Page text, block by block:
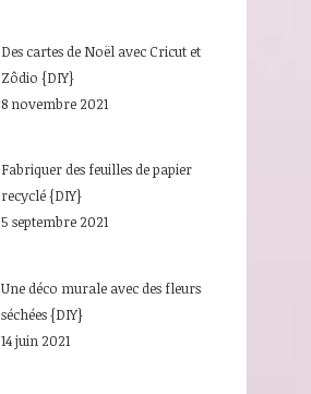
Des cartes de Noël avec Cricut et
Zôdio {DIY}
8 novembre 2021
Fabriquer des feuilles de papier
recyclé {DIY}
5 septembre 2021
Une déco murale avec des fleurs
séchées {DIY}
14 juin 2021